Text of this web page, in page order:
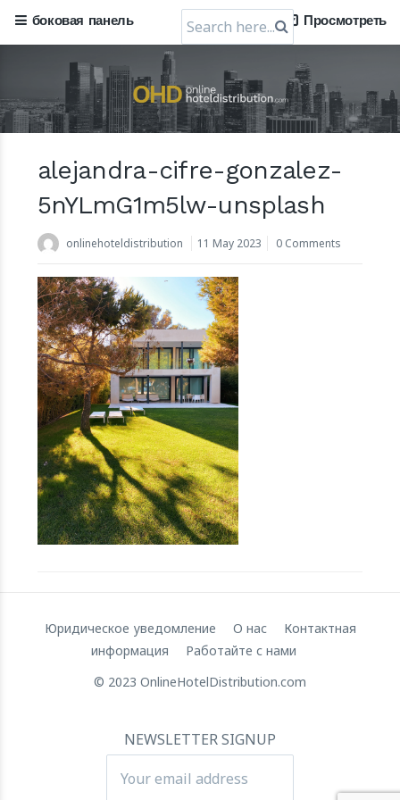
Mews, пражская компания по разработке
программного обеспечения для облачных гостиниц,
30 July 2024
Привлечение капитала RateGain в размере $72 млн:
Стратегический скачок к глобальному господству
11 July 2024
боковая панель
Search
for:
Просмотреть
alejandra-cifre-gonzalez-
5nYLmG1m5lw-unsplash
onlinehoteldistribution 11 May 2023 0 Comments
Юридическое уведомление О нас
Контактная
информация
Работайте с нами
© 2023 OnlineHotelDistribution.com
NEWSLETTER SIGNUP